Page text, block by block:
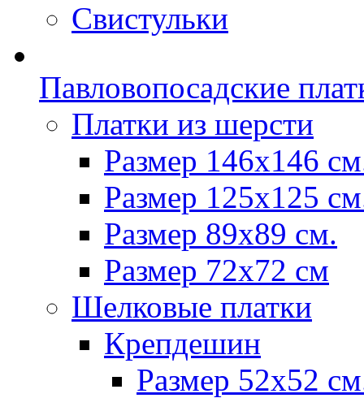
Свистульки
Павловопосадские
Платки из шерсти
Размер 146х146
Размер 125х125
Размер 89х89 см.
Размер 72x72 см
Шелковые платки
Крепдешин
Размер 52х52